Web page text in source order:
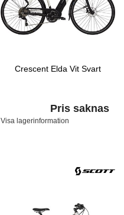
Crescent Elda Vit Svart
Pris saknas
Visa lagerinformation